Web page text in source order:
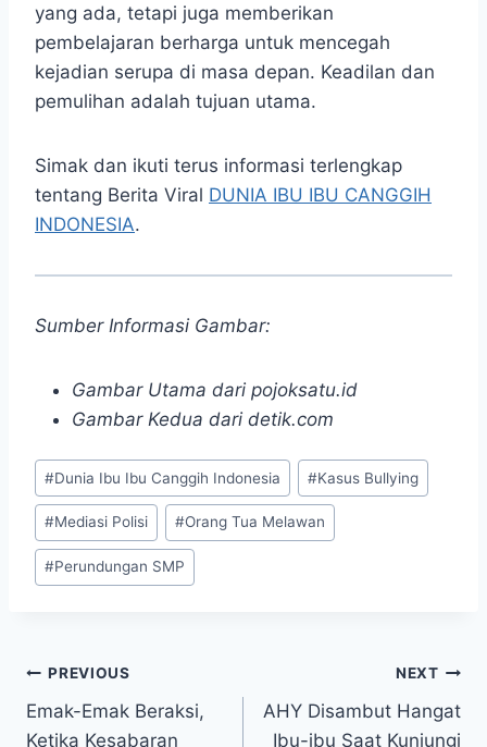
yang ada, tetapi juga memberikan
pembelajaran berharga untuk mencegah
kejadian serupa di masa depan. Keadilan dan
pemulihan adalah tujuan utama.
Simak dan ikuti terus informasi terlengkap
tentang Berita Viral DUNIA IBU IBU CANGGIH
INDONESIA.
Sumber Informasi Gambar:
Gambar Utama dari pojoksatu.id
Gambar Kedua dari detik.com
Post
Tags:
#Dunia Ibu Ibu Canggih Indonesia #Kasus Bullying
#Mediasi Polisi #Orang Tua Melawan
#Perundungan SMP
Post
navigation
PREVIOUS
Emak-Emak Beraksi,
Ketika Kesabaran
NEXT
AHY Disambut Hangat
Ibu-ibu Saat Kunjungi